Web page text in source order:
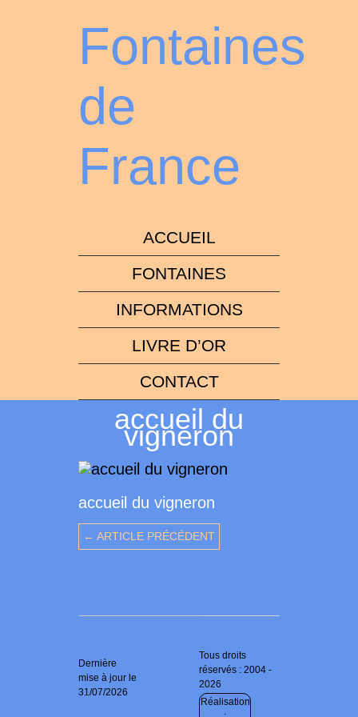
Fontaines
de
France
ACCUEIL
FONTAINES
INFORMATIONS
LIVRE D’OR
CONTACT
accueil du
vigneron
accueil du vigneron
← ARTICLE PRÉCÉDENT
Dernière
mise à jour le
31/07/2026
Tous droits
réservés : 2004 -
2026
Réalisation